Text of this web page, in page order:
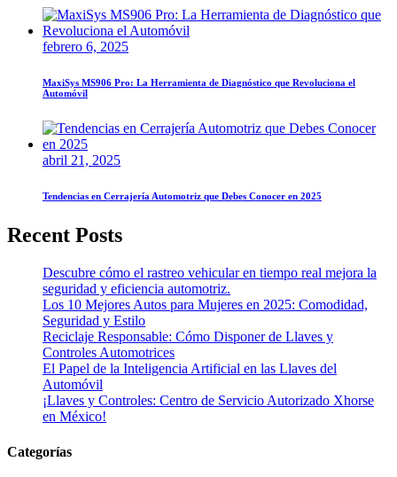
febrero 6, 2025
MaxiSys MS906 Pro: La Herramienta de Diagnóstico que Revoluciona el
Automóvil
abril 21, 2025
Tendencias en Cerrajería Automotriz que Debes Conocer en 2025
Recent Posts
Descubre cómo el rastreo vehicular en tiempo real mejora la
seguridad y eficiencia automotriz.
Los 10 Mejores Autos para Mujeres en 2025: Comodidad,
Seguridad y Estilo
Reciclaje Responsable: Cómo Disponer de Llaves y
Controles Automotrices
El Papel de la Inteligencia Artificial en las Llaves del
Automóvil
¡Llaves y Controles: Centro de Servicio Autorizado Xhorse
en México!
Categorías